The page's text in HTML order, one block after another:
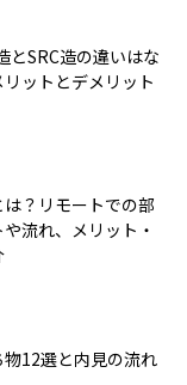
とSRC造の違いはな
ットとデメリット
？リモートでの部
流れ、メリット・
12選と内見の流れ